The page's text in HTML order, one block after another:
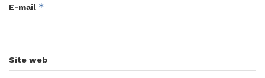
E-mail *
Site web